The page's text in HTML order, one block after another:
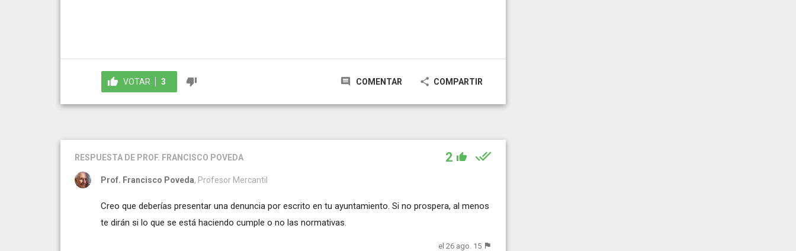
VOTAR 3 COMENTAR COMPARTIR
RESPUESTA DE PROF. FRANCISCO POVEDA 2
Prof. Francisco Poveda, Profesor Mercantil
Creo que deberías presentar una denuncia por escrito en tu ayuntamiento. Si no prospera, al menos
te dirán si lo que se está haciendo cumple o no las normativas.
el 26 ago. 15